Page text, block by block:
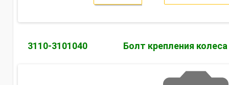
3110-3101040 Болт крепления колеса